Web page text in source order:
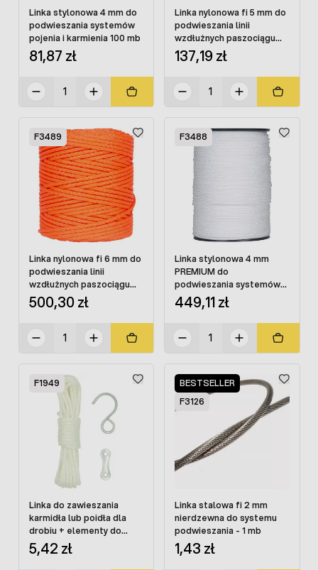
Linka stylonowa 4 mm do
podwieszania systemów
pojenia i karmienia 100 mb
81,87 zł
Linka nylonowa fi 5 mm do
podwieszania linii
wzdłużnych paszociągu
100 mb
137,19 zł
F3489
Linka nylonowa fi 6 mm do
podwieszania linii
wzdłużnych paszociągu
200 mb
500,30 zł
F3488
Linka stylonowa 4 mm
PREMIUM do
podwieszania systemów
pojenia i karmienia 250 mb
449,11 zł
F1949
Linka do zawieszania
karmidła lub poidła dla
drobiu + elementy do
podwieszania
5,42 zł
BESTSELLER
F3126
Linka stalowa fi 2 mm
nierdzewna do systemu
podwieszania - 1 mb
1,43 zł